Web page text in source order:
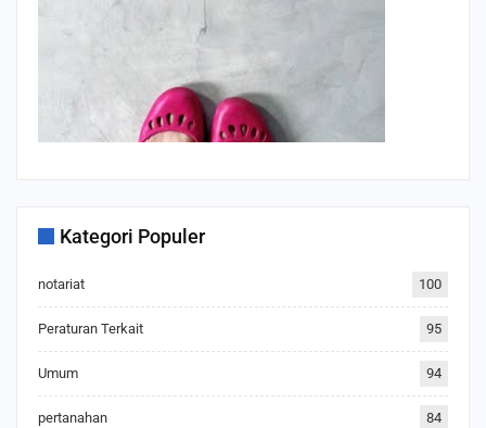
Kategori Populer
notariat 100
Peraturan Terkait 95
Umum 94
pertanahan 84